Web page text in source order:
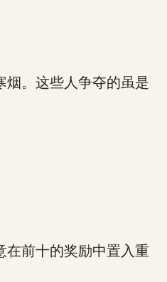
。这些人争夺的虽是
前十的奖励中置入重